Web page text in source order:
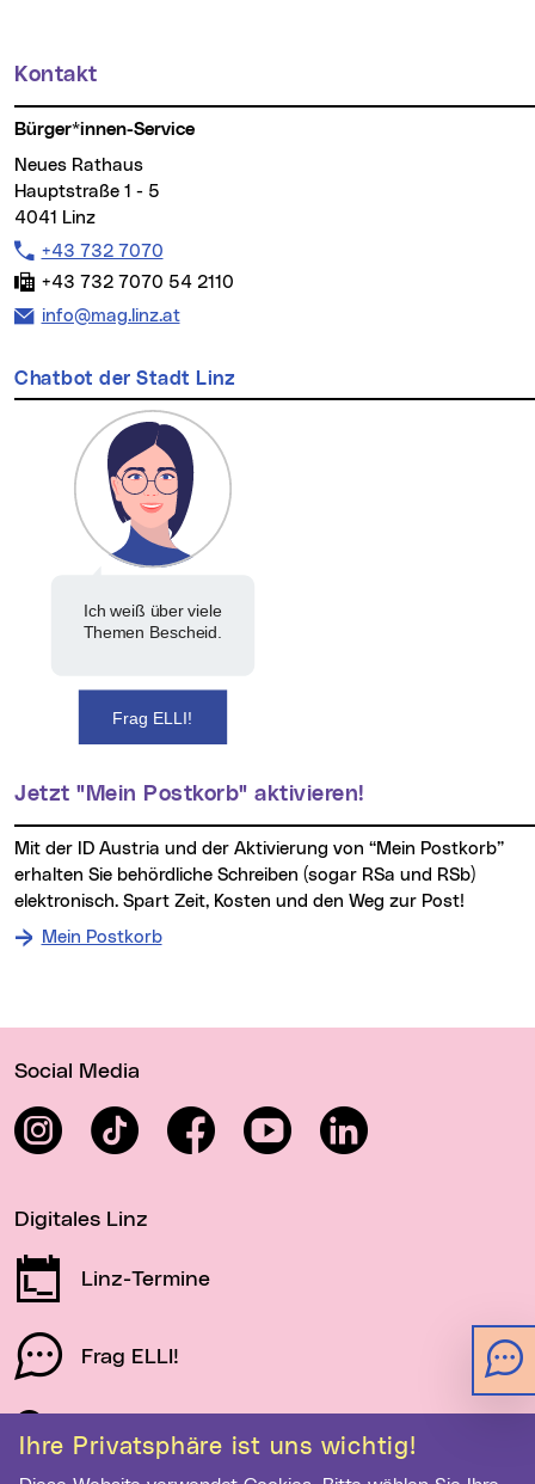
Ihre Privatsphäre ist uns wichtig!
Weitere Informationen
Kontakt
Bürger*innen-Service
Neues Rathaus
Hauptstraße 1 - 5
4041 Linz
Telefon:
+43 732 7070
Fax:
+43 732 7070 54 2110
E-Mail Adresse:
info@mag.linz.at
Chatbot der Stadt Linz
Ich weiß über viele
Themen Bescheid.
Frag ELLI!
Jetzt "Mein Postkorb" aktivieren!
Mit der ID Austria und der Aktivierung von “Mein Postkorb”
erhalten Sie behördliche Schreiben (sogar RSa und RSb)
elektronisch. Spart Zeit, Kosten und den Weg zur Post!
Mein Postkorb
Social Media
InstagramTikTok FacebookYouTube LinkedIn
Digitales Linz
Linz-Termine
Frag ELLI!
Schau auf Linz